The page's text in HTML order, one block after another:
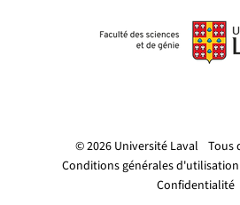
© 2026 Université Laval Tous
Conditions générales d'utilisation
Confidentialité